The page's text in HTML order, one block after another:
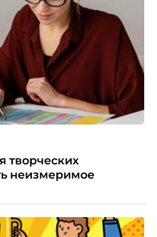
творческих
неизмеримое